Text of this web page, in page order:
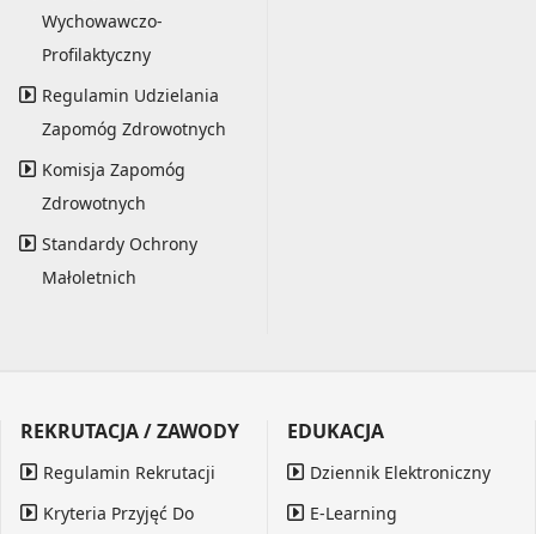
Wychowawczo-
Profilaktyczny
Regulamin Udzielania
Zapomóg Zdrowotnych
Komisja Zapomóg
Zdrowotnych
Standardy Ochrony
Małoletnich
REKRUTACJA / ZAWODY
Regulamin Rekrutacji
Kryteria Przyjęć Do
EDUKACJA
Dziennik Elektroniczny
E-Learning